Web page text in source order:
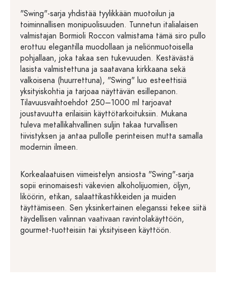
"Swing"-sarja yhdistää tyylikkään muotoilun ja
toiminnallisen monipuolisuuden. Tunnetun italialaisen
valmistajan Bormioli Roccon valmistama tämä siro pullo
erottuu elegantilla muodollaan ja neliönmuotoisella
pohjallaan, joka takaa sen tukevuuden. Kestävästä
lasista valmistettuna ja saatavana kirkkaana sekä
valkoisena (huurrettuna), "Swing" luo esteettisiä
yksityiskohtia ja tarjoaa näyttävän esillepanon.
Tilavuusvaihtoehdot 250–1000 ml tarjoavat
joustavuutta erilaisiin käyttötarkoituksiin. Mukana
tuleva metallikahvallinen suljin takaa turvallisen
tiivistyksen ja antaa pullolle perinteisen mutta samalla
modernin ilmeen.
Korkealaatuisen viimeistelyn ansiosta "Swing"-sarja
sopii erinomaisesti väkevien alkoholijuomien, öljyn,
liköörin, etikan, salaattikastikkeiden ja muiden
täyttämiseen. Sen yksinkertainen eleganssi tekee siitä
täydellisen valinnan vaativaan ravintolakäyttöön,
gourmet-tuotteisiin tai yksityiseen käyttöön.